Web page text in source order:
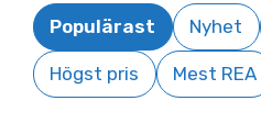
Populärast Nyhet
Högst pris Mest REA